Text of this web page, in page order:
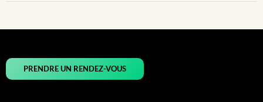
PRENDRE UN RENDEZ-VOUS